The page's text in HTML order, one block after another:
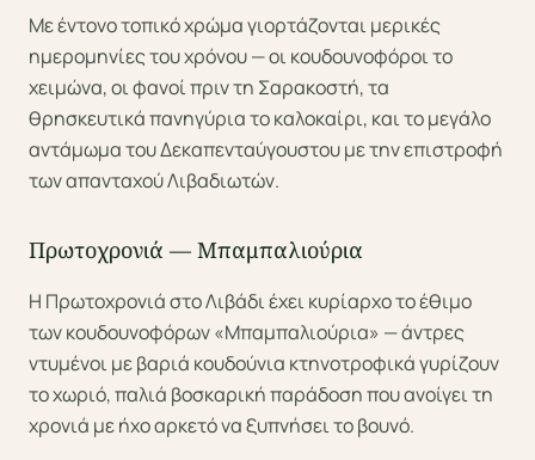
Με έντονο τοπικό χρώμα γιορτάζονται μερικές
ημερομηνίες του χρόνου — οι κουδουνοφόροι το
χειμώνα, οι φανοί πριν τη Σαρακοστή, τα
θρησκευτικά πανηγύρια το καλοκαίρι, και το μεγάλο
αντάμωμα του Δεκαπενταύγουστου με την επιστροφή
των απανταχού Λιβαδιωτών.
Πρωτοχρονιά — Μπαμπαλιούρια
Η Πρωτοχρονιά στο Λιβάδι έχει κυρίαρχο το έθιμο
των κουδουνοφόρων «Μπαμπαλιούρια» — άντρες
ντυμένοι με βαριά κουδούνια κτηνοτροφικά γυρίζουν
το χωριό, παλιά βοσκαρική παράδοση που ανοίγει τη
χρονιά με ήχο αρκετό να ξυπνήσει το βουνό.